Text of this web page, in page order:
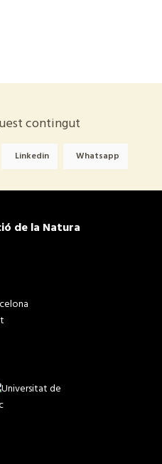
contingut
Linkedin Whatsapp
de la Natura